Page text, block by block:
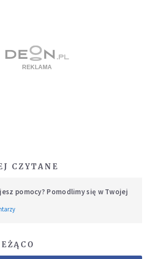
CZYTANE
pomocy? Pomodlimy się w Twojej